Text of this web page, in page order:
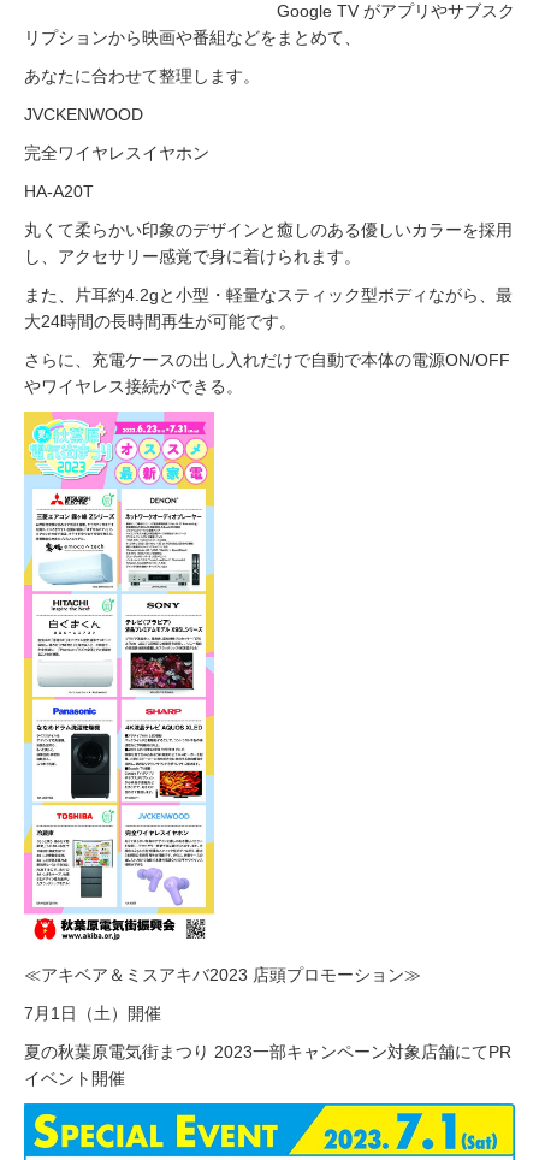
Google TV がアプリやサブスク
リプションから映画や番組などをまとめて、
あなたに合わせて整理します。
JVCKENWOOD
完全ワイヤレスイヤホン
HA-A20T
丸くて柔らかい印象のデザインと癒しのある優しいカラーを採用
し、アクセサリー感覚で身に着けられます。
また、片耳約4.2gと小型・軽量なスティック型ボディながら、最
大24時間の長時間再生が可能です。
さらに、充電ケースの出し入れだけで自動で本体の電源ON/OFF
やワイヤレス接続ができる。
≪アキベア＆ミスアキバ2023 店頭プロモーション≫
7月1日（土）開催
夏の秋葉原電気街まつり 2023一部キャンペーン対象店舗にてPR
イベント開催